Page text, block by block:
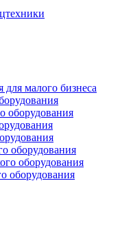
малого бизнеса
оборудования
оборудования
оборудования
оборудования